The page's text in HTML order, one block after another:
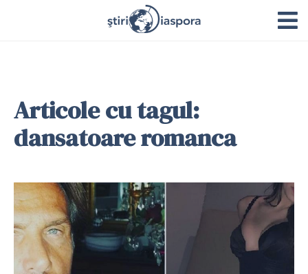
Articole cu tagul:
dansatoare romanca